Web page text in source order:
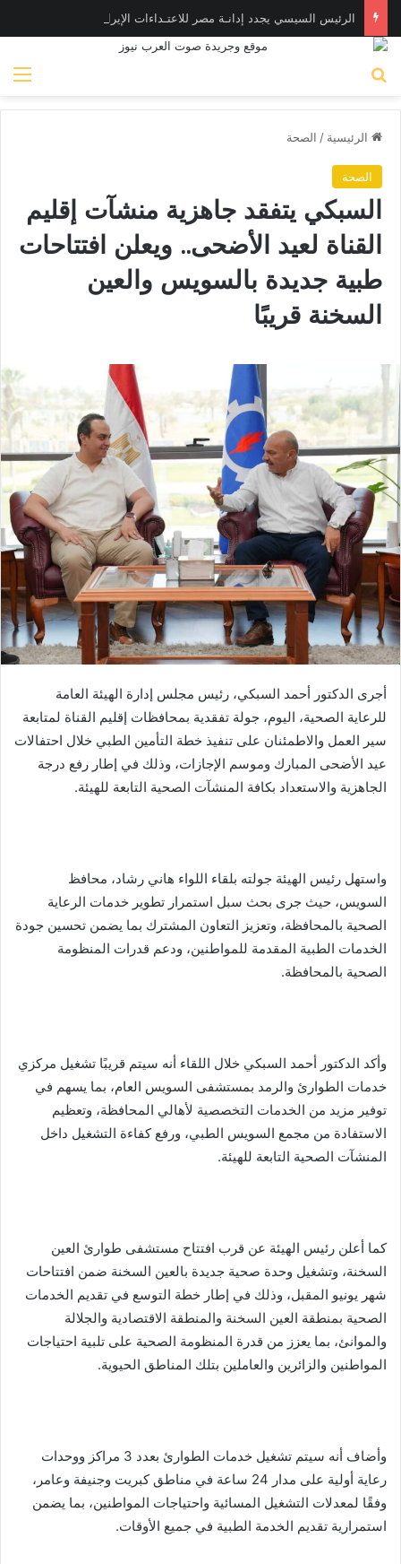
الرئيسية / الصحة
الصحة
السبكي يتفقد جاهزية منشآت إقليم
القناة لعيد الأضحى.. ويعلن افتتاحات
طبية جديدة بالسويس والعين
السخنة قريبًا
أجرى الدكتور أحمد السبكي، رئيس مجلس إدارة الهيئة العامة
للرعاية الصحية، اليوم، جولة تفقدية بمحافظات إقليم القناة لمتابعة
سير العمل والاطمئنان على تنفيذ خطة التأمين الطبي خلال احتفالات
عيد الأضحى المبارك وموسم الإجازات، وذلك في إطار رفع درجة
الجاهزية والاستعداد بكافة المنشآت الصحية التابعة للهيئة.
واستهل رئيس الهيئة جولته بلقاء اللواء هاني رشاد، محافظ
السويس، حيث جرى بحث سبل استمرار تطوير خدمات الرعاية
الصحية بالمحافظة، وتعزيز التعاون المشترك بما يضمن تحسين جودة
الخدمات الطبية المقدمة للمواطنين، ودعم قدرات المنظومة
الصحية بالمحافظة.
وأكد الدكتور أحمد السبكي خلال اللقاء أنه سيتم قريبًا تشغيل مركزي
خدمات الطوارئ والرمد بمستشفى السويس العام، بما يسهم في
توفير مزيد من الخدمات التخصصية لأهالي المحافظة، وتعظيم
الاستفادة من مجمع السويس الطبي، ورفع كفاءة التشغيل داخل
المنشآت الصحية التابعة للهيئة.
كما أعلن رئيس الهيئة عن قرب افتتاح مستشفى طوارئ العين
السخنة، وتشغيل وحدة صحية جديدة بالعين السخنة ضمن افتتاحات
شهر يونيو المقبل، وذلك في إطار خطة التوسع في تقديم الخدمات
الصحية بمنطقة العين السخنة والمنطقة الاقتصادية والجلالة
والموانئ، بما يعزز من قدرة المنظومة الصحية على تلبية احتياجات
المواطنين والزائرين والعاملين بتلك المناطق الحيوية.
وأضاف أنه سيتم تشغيل خدمات الطوارئ بعدد 3 مراكز ووحدات
رعاية أولية على مدار 24 ساعة في مناطق كبريت وجنيفة وعامر،
وفقًا لمعدلات التشغيل المسائية واحتياجات المواطنين، بما يضمن
استمرارية تقديم الخدمة الطبية في جميع الأوقات.